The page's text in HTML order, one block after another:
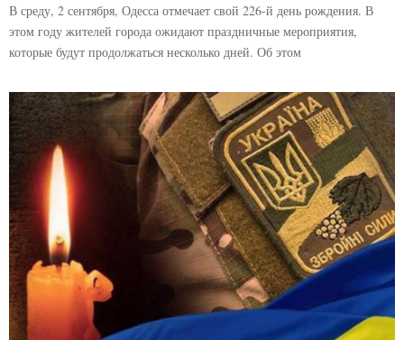
В среду, 2 сентября, Одесса отмечает свой 226-й день рождения. В
этом году жителей города ожидают праздничные мероприятия,
которые будут продолжаться несколько дней. Об этом